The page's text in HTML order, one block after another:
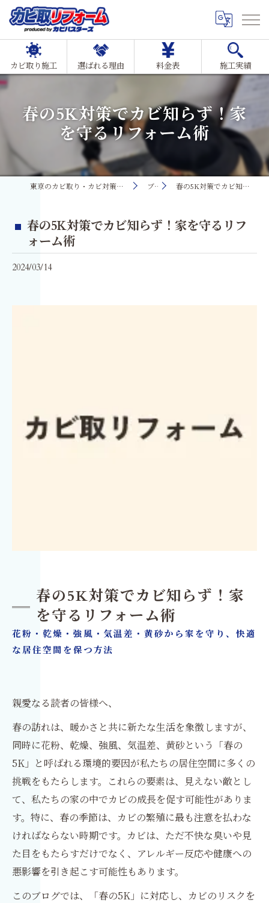
カビ取り施工 選ばれる理由 料金表 施工実績
春の5K対策でカビ知らず！家
を守るリフォーム術
東京のカビ取り・カビ対策ならMIST工法®カビ取リフォーム ブログ 春の5K対策でカビ知らず！家を守るリフォーム術
春の5K対策でカビ知らず！家を守るリフ
ォーム術
2024/03/14
春の5K対策でカビ知らず！家
を守るリフォーム術
花粉・乾燥・強風・気温差・黄砂から家を守り、快適
な居住空間を保つ方法
親愛なる読者の皆様へ、
春の訪れは、暖かさと共に新たな生活を象徴しますが、
同時に花粉、乾燥、強風、気温差、黄砂という「春の
5K」と呼ばれる環境的要因が私たちの居住空間に多くの
挑戦をもたらします。これらの要素は、見えない敵とし
て、私たちの家の中でカビの成長を促す可能性がありま
す。特に、春の季節は、カビの繁殖に最も注意を払わな
ければならない時期です。カビは、ただ不快な臭いや見
た目をもたらすだけでなく、アレルギー反応や健康への
悪影響を引き起こす可能性もあります。
このブログでは、「春の5K」に対応し、カビのリスクを